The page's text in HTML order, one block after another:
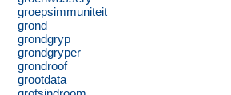
groepsimmuniteit
grond
grondgryp
grondgryper
grondroof
grootdata